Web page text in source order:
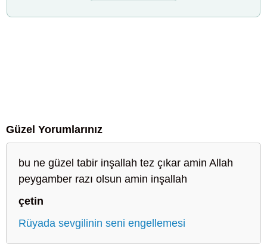
Güzel Yorumlarınız
bu ne güzel tabir inşallah tez çıkar amin Allah
peygamber razı olsun amin inşallah
çetin
Rüyada sevgilinin seni engellemesi